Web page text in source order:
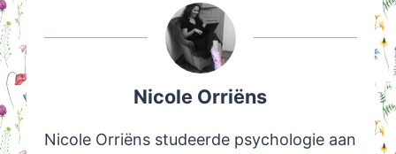
Nicole Orriëns
Nicole Orriëns studeerde psychologie aan